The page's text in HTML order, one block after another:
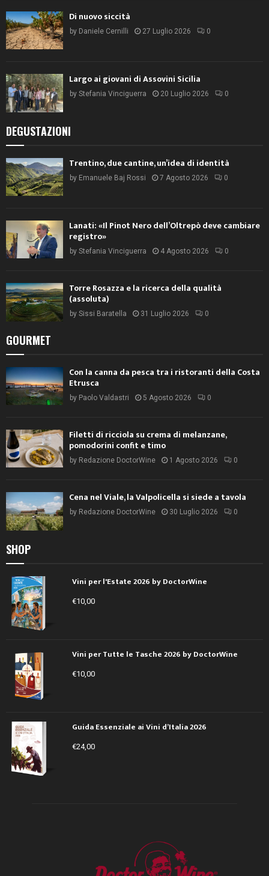
Di nuovo siccità
by Daniele Cernilli 27 Luglio 2026 0
Largo ai giovani di Assovini Sicilia
by Stefania Vinciguerra 20 Luglio 2026 0
DEGUSTAZIONI
Trentino, due cantine, un’idea di identità
by Emanuele Baj Rossi 7 Agosto 2026 0
Lanati: «Il Pinot Nero dell’Oltrepò deve cambiare
registro»
by Stefania Vinciguerra 4 Agosto 2026 0
Torre Rosazza e la ricerca della qualità
(assoluta)
by Sissi Baratella 31 Luglio 2026 0
GOURMET
Con la canna da pesca tra i ristoranti della Costa
Etrusca
by Paolo Valdastri 5 Agosto 2026 0
Filetti di ricciola su crema di melanzane,
pomodorini confit e timo
by Redazione DoctorWine 1 Agosto 2026 0
Cena nel Viale, la Valpolicella si siede a tavola
by Redazione DoctorWine 30 Luglio 2026 0
SHOP
Vini per l'Estate 2026 by DoctorWine
€10,00
Vini per Tutte le Tasche 2026 by DoctorWine
€10,00
Guida Essenziale ai Vini d’Italia 2026
€24,00